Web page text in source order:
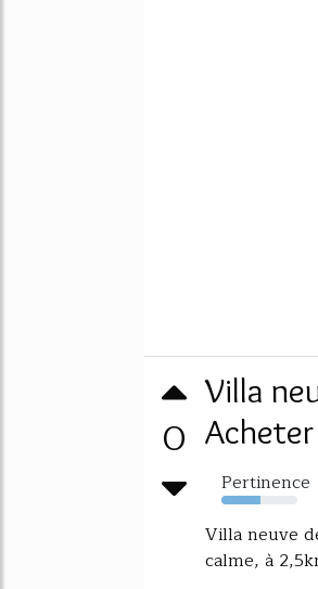
0
Villa
Pertinence
52%
Villa neuve
calme, à